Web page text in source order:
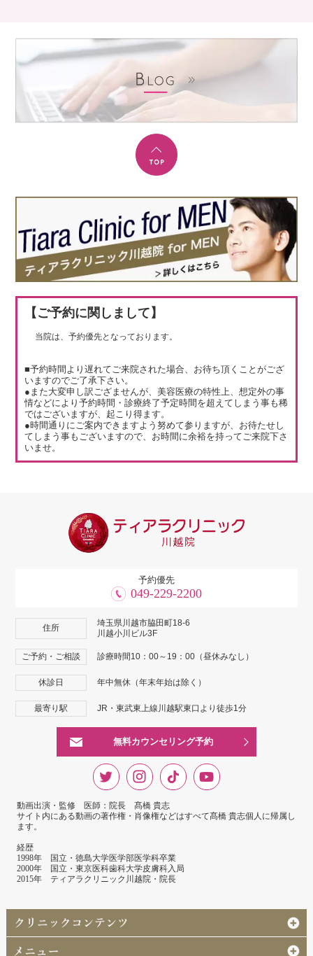
【ご予約に関しまして】
当院は、予約優先となっております。
■予約時間より遅れてご来院された場合、お待ち頂くことがござ
いますのでご了承下さい。
●また大変申し訳ござませんが、美容医療の特性上、想定外の事
情などにより予約時間・診療終了予定時間を超えてしまう事も稀
ではございますが、起こり得ます。
●時間通りにご案内できますよう努めて参りますが、お待たせし
てしまう事もございますので、お時間に余裕を持ってご来院下さ
いませ。
予約優先
049-229-2200
住所
埼玉県川越市脇田町18-6
川越小川ビル3F
ご予約・ご相談 診療時間10：00～19：00（昼休みなし）
休診日 年中無休（年末年始は除く）
最寄り駅 JR・東武東上線川越駅東口より徒歩1分
無料カウンセリング予約
動画出演・監修 医師：院長 髙橋 貴志
サイト内にある動画の著作権・肖像権などはすべて髙橋 貴志個人に帰属し
ます。
経歴
1998年 国立・徳島大学医学部医学科卒業
2000年 国立・東京医科歯科大学皮膚科入局
2015年 ティアラクリニック川越院・院長